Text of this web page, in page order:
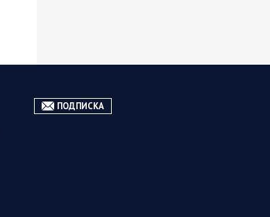
части группировки «Север» взяли
ПОДПИСКА